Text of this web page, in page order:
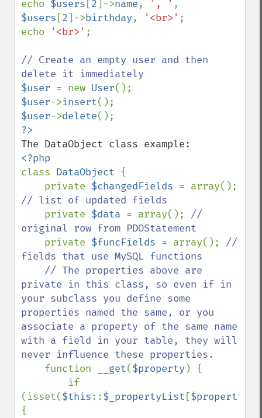
echo $users [2]->name, ', '
$users [2]->birthday, '<br>' ;
echo
'<br>' ;
// Create an empty user and then
$user = new User
$user->insert
$user->delete
class DataObject {
    private
$changedFields
// list of updated fields
private $data = array(); //
original row from PDOStatement
private $funcFields = array(); //
fields that use MySQL functions
private in this class, so even if in
your subclass you define some
properties named the same, or you
associate a property of the same name
with a field in your table, they will
never influence these properties.
function
__get($property ) {
(isset($this::$_propertyList [$property
{